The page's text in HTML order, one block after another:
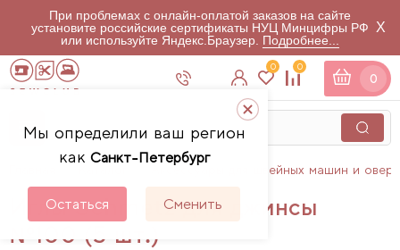
При проблемах с онлайн-оплатой заказов на сайте
установите российские сертификаты НУЦ Минцифры РФ
или используйте Яндекс.Браузер. Подробнее...
X
Мы определили ваш регион
как Санкт-Петербург
Остаться Сменить
0 0
0
Аксессуары для швейных машин и
Иглы Schmetz для джинсы
№100 (5 шт.)